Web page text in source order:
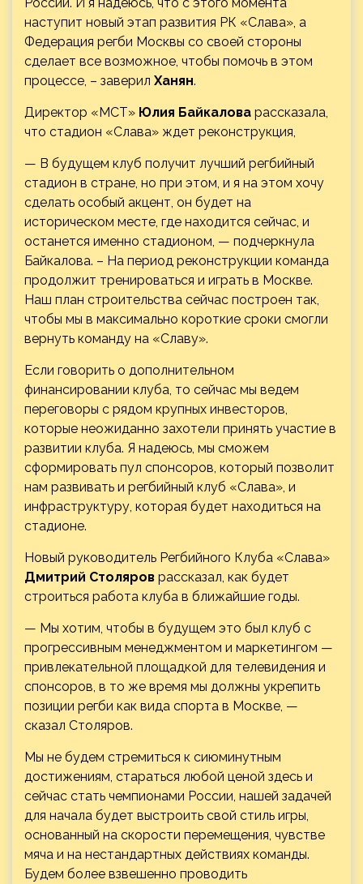
наступит новый этап развития РК «Слава», а
Федерация регби Москвы со своей стороны
сделает все возможное, чтобы помочь в этом
процессе, – заверил Ханян.
Директор «МСТ» Юлия Байкалова рассказала,
что стадион «Слава» ждет реконструкция,
— В будущем клуб получит лучший регбийный
стадион в стране, но при этом, и я на этом хочу
сделать особый акцент, он будет на
историческом месте, где находится сейчас, и
останется именно стадионом, — подчеркнула
Байкалова. – На период реконструкции команда
продолжит тренироваться и играть в Москве.
Наш план строительства сейчас построен так,
чтобы мы в максимально короткие сроки смогли
вернуть команду на «Славу».
Если говорить о дополнительном
финансировании клуба, то сейчас мы ведем
переговоры с рядом крупных инвесторов,
которые неожиданно захотели принять участие в
развитии клуба. Я надеюсь, мы сможем
сформировать пул спонсоров, который позволит
нам развивать и регбийный клуб «Слава», и
инфраструктуру, которая будет находиться на
стадионе.
Новый руководитель Регбийного Клуба «Слава»
Дмитрий Столяров рассказал, как будет
строиться работа клуба в ближайшие годы.
— Мы хотим, чтобы в будущем это был клуб с
прогрессивным менеджментом и маркетингом —
привлекательной площадкой для телевидения и
спонсоров, в то же время мы должны укрепить
позиции регби как вида спорта в Москве, —
сказал Столяров.
Мы не будем стремиться к сиюминутным
достижениям, стараться любой ценой здесь и
сейчас стать чемпионами России, нашей задачей
для начала будет выстроить свой стиль игры,
основанный на скорости перемещения, чувстве
мяча и на нестандартных действиях команды.
Будем более взвешенно проводить